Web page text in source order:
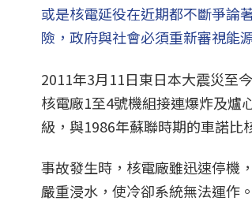
或是核電延役在近期都不斷爭論
險，政府與社會必須重新審視能
2011年3月11日東日本大震災至
核電廠1至4號機組接連爆炸及爐
級，與1986年蘇聯時期的車諾比
事故發生時，核電廠雖迅速停機
嚴重浸水，使冷卻系統無法運作